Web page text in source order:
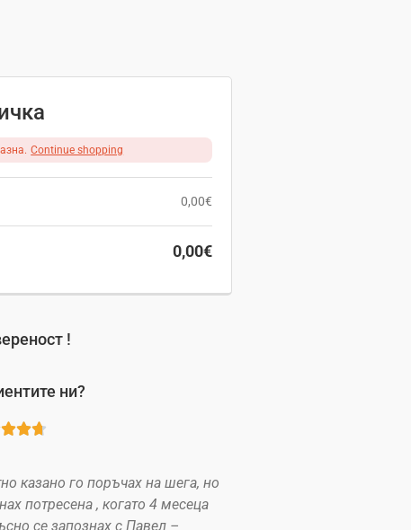
Continue shopping
0,00€
0,00€
!
ни?

казано го поръчах на шега, но
потресена , когато 4 месеца
се запознах с Павел –